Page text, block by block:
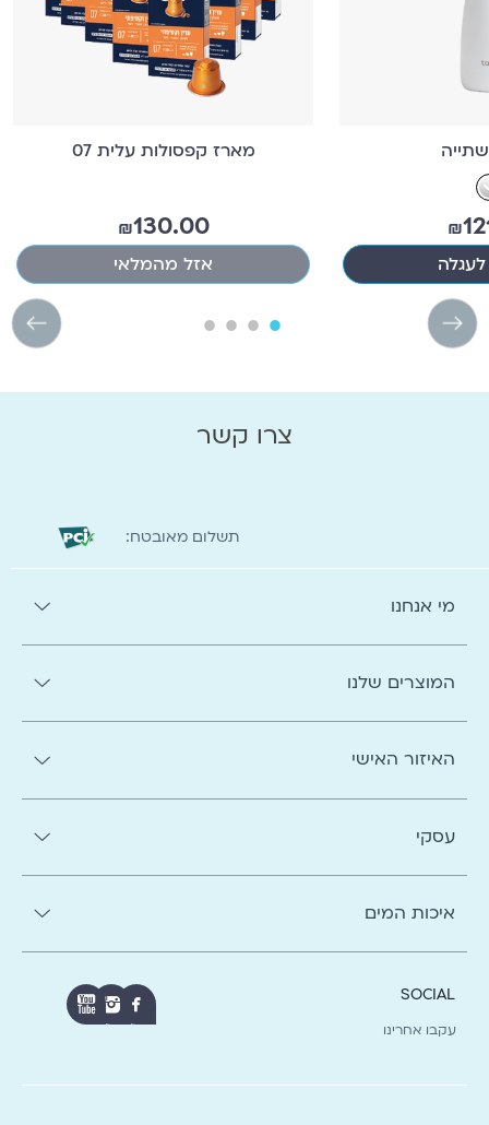
₪
מארז קפסולות עלית 07
130.00
₪
אזל מהמלאי
צרו קשר
:תשלום מאובטח
מי אנחנו
המוצרים שלנו
האיזור האישי
עסקי
איכות המים
SOCIAL
עקבו אחרינו